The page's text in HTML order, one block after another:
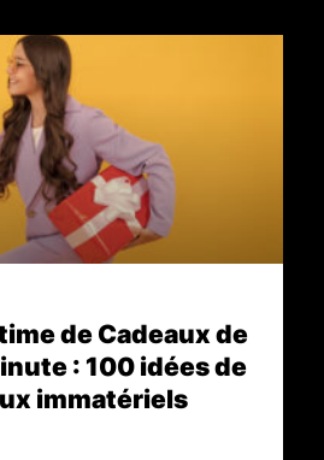
de Cadeaux de
: 100 idées de
immatériels